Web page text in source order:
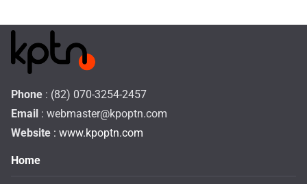
Phone : (82) 070-3254-2457
Email : webmaster@kpoptn.com
Website : www.kpoptn.com
Home